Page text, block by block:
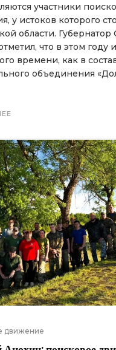
участники
у истоков которого
области. Губернатор
что в этом году
времени, как в
объединения
движение